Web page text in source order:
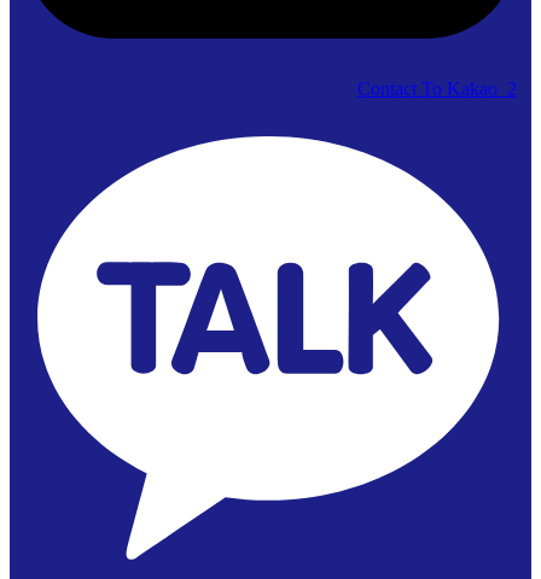
Contact To Kakao_2